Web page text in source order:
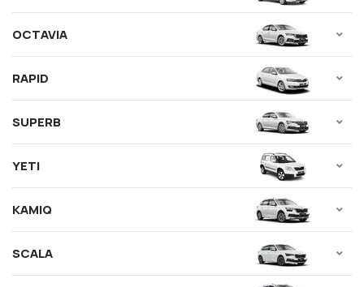
OCTAVIA
RAPID
SUPERB
YETI
KAMIQ
SCALA